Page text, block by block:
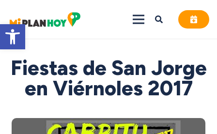
Abrir barra de herramientas
Fiestas de San Jorge
en Viérnoles 2017